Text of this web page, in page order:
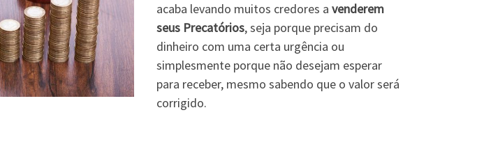
acaba levando muitos credores a venderem
seus Precatórios, seja porque precisam do
dinheiro com uma certa urgência ou
simplesmente porque não desejam esperar
para receber, mesmo sabendo que o valor será
corrigido.